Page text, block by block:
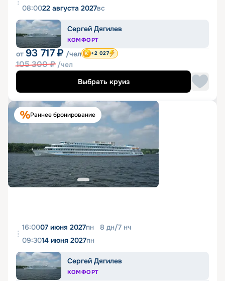
08:0022 августа 2027вс
Сергей Дягилев
КОМФОРТ
от 93 717 ₽ /чел
105 300₽ /чел
+2 027
Выбрать круиз
Раннее бронирование
16:0007 июня 2027пн 8 дн/7 нч
09:3014 июня 2027пн
Сергей Дягилев
КОМФОРТ